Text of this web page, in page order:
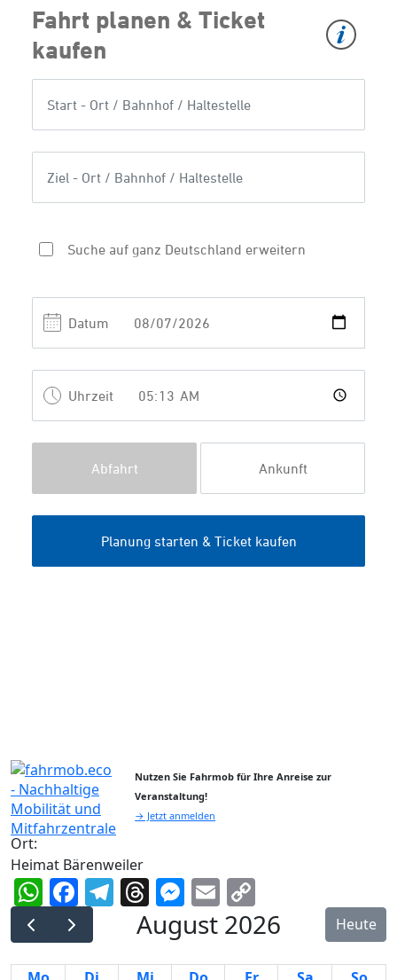
Nutzen Sie Fahrmob für Ihre Anreise zur
Veranstaltung!
→ Jetzt anmelden
Ort:
Heimat Bärenweiler
WhatsApp
Facebook
Telegram
Threads
Messenger
Email
Link
August 2026 Heute